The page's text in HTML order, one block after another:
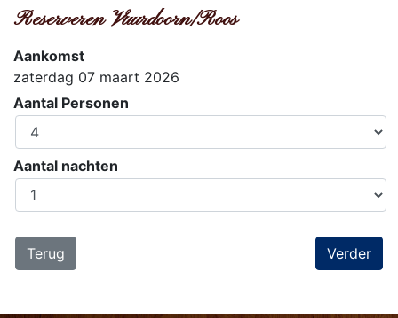
Reserveren Vuurdoorn/Roos
Aankomst
zaterdag 07 maart 2026
Aantal Personen
Aantal nachten
Terug